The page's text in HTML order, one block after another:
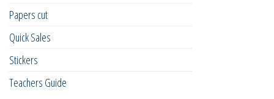
Papers cut
Quick Sales
Stickers
Teachers Guide